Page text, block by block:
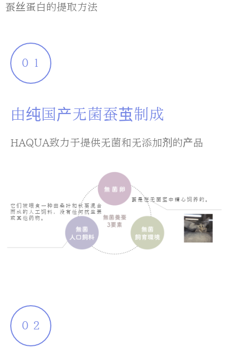
蚕丝蛋白的提取方法
０１
由纯国产无菌蚕茧制成
HAQUA致力于提供无菌和无添加剂的产品
它们被喂食一种由桑叶和秋葵混合
而成的人工饲料，没有任何抗生素
或其他药物。
蚕是在无菌室中精心饲养的。
０２